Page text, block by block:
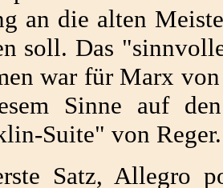
an die alten
soll. Das
war für Marx
Sinne auf
Suite" von Reger.
Satz, Allegro